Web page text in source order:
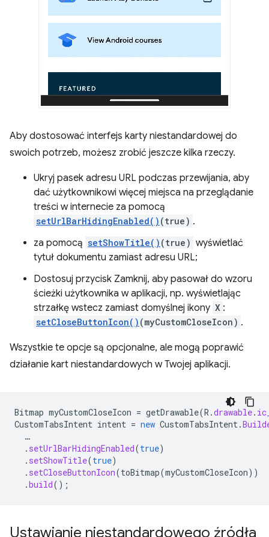
Aby dostosować interfejs karty niestandardowej do
swoich potrzeb, możesz zrobić jeszcze kilka rzeczy.
Ukryj pasek adresu URL podczas przewijania, aby
dać użytkownikowi więcej miejsca na przeglądanie
treści w internecie za pomocą
setUrlBarHidingEnabled() (true) .
za pomocą setShowTitle() (true) wyświetlać
tytuł dokumentu zamiast adresu URL;
Dostosuj przycisk Zamknij, aby pasował do wzoru
ścieżki użytkownika w aplikacji, np. wyświetlając
strzałkę wstecz zamiast domyślnej ikony X :
setCloseButtonIcon() (myCustomCloseIcon) .
Wszystkie te opcje są opcjonalne, ale mogą poprawić
działanie kart niestandardowych w Twojej aplikacji.
Bitmap myCustomCloseIcon = getDrawable(R .drawable.
CustomTabsIntent intent = new CustomTabsIntent.
…
. setUrlBarHidingEnabled(true)
. setShowTitle(true)
. setCloseButtonIcon(toBitmap(myCustomCloseIcon))
.build();
Ustawianie niestandardowego źródła